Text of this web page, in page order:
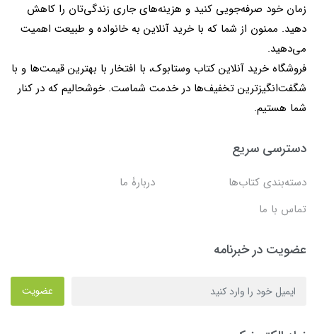
زمان خود صرفه‌جویی کنید و هزینه‌های جاری زندگی‌تان را کاهش
دهید. ممنون از شما که با خرید آنلاین به خانواده و طبیعت اهمیت
می‌دهید.
فروشگاه خرید آنلاین کتاب وستابوک، با افتخار با بهترین قیمت‌ها و با
شگفت‌انگیزترین تخفیف‌ها در خدمت شماست. خوشحالیم که در کنار
شما هستیم.
دسترسی سریع
دسته‌بندی کتاب‌ها
دربارۀ ما
تماس با ما
عضویت در خبرنامه
عضویت